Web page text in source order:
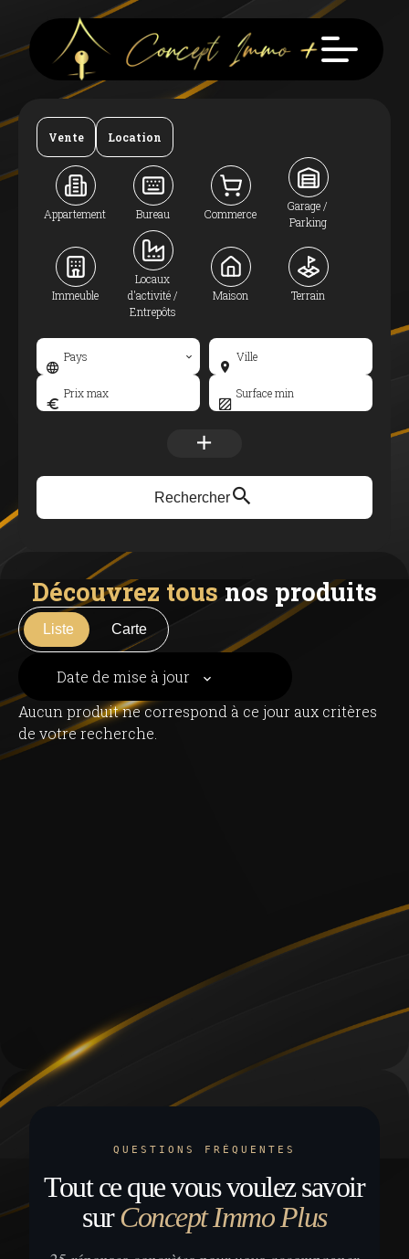
Vente Location
Appartement Bureau Commerce
Garage /
Parking
Immeuble
Locaux
d'activité /
Entrepôts
Maison Terrain
Pays Ville
Rechercher
Découvrez tous nos produits
Liste Carte
Date de mise à jour
Aucun produit ne correspond à ce jour aux critères
de votre recherche.
QUESTIONS FRÉQUENTES
Tout ce que vous voulez savoir
surConcept Immo Plus